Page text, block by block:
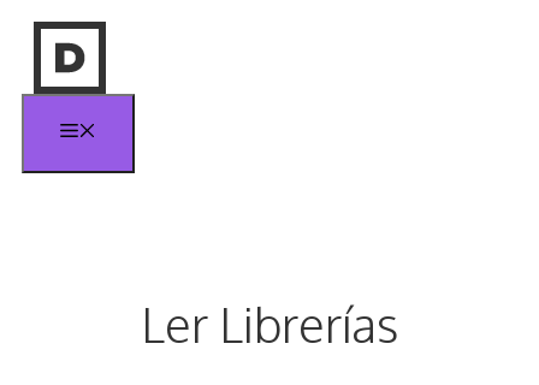
Saltar
contenido
Ler Librerías